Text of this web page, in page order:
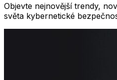
Objevte nejnovější trendy,
světa kybernetické